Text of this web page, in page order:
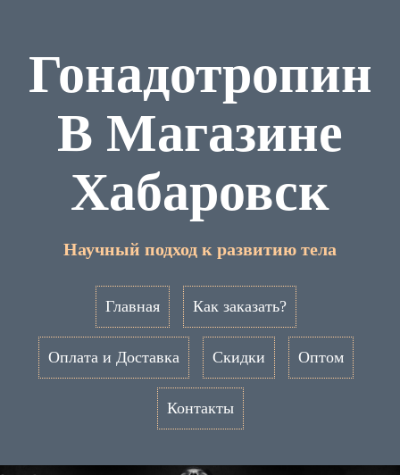
Гонадотропин
В Магазине
Хабаровск
Научный подход к развитию тела
Главная Как заказать?
Оплата и Доставка Скидки Оптом
Контакты